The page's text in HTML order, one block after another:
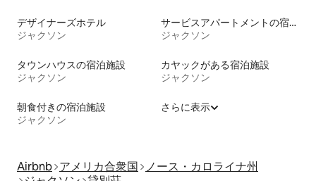
デザイナーズホテル
ジャクソン
サービスアパートメントの宿泊施設
ジャクソン
タウンハウスの宿泊施設
ジャクソン
カヤックがある宿泊施設
ジャクソン
朝食付きの宿泊施設
ジャクソン
さらに表示
Airbnb アメリカ合衆国
ノース・カロライナ州